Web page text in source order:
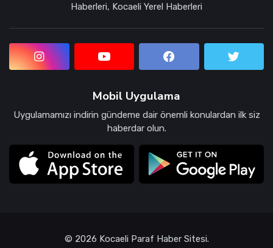
Haberleri, Kocaeli Yerel Haberleri
Mobil Uygulama
Uygulamamızı indirin gündeme dair önemli konulardan ilk siz
haberdar olun.
© 2026 Kocaeli Paraf Haber Sitesi.